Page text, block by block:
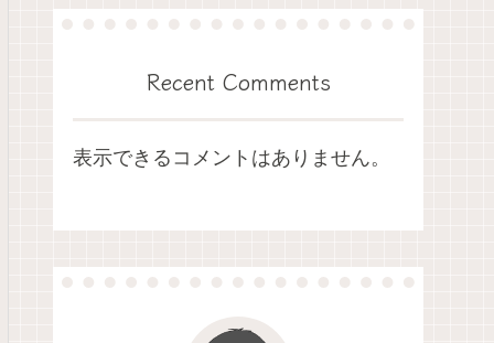
Recent Comments
表示できるコメントはありません。